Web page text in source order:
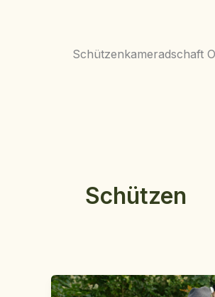
Schützenkameradschaft
Schützen